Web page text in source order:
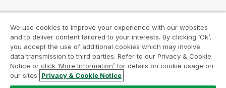
Juridiska avtal
Produktvillkor
Legal Policies
Legal Policies
Användningsvillkor
Varumärken
We use cookies to improve your experience with our websites
and to deliver content tailored to your interests. By clicking ‘Ok’,
you accept the use of additional cookies which may involve
data transmission to third parties. Refer to our Privacy & Cookie
Notice or click ‘More Information’ for details on cookie usage on
our sites. Privacy & Cookie Notice